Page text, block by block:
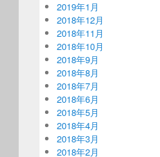
2019年1月
2018年12月
2018年11月
2018年10月
2018年9月
2018年8月
2018年7月
2018年6月
2018年5月
2018年4月
2018年3月
2018年2月